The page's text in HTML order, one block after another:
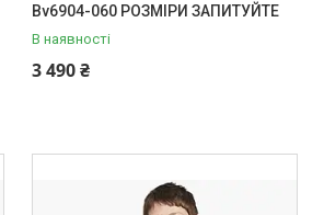
Bv6904-060 РОЗМІРИ ЗАПИТУЙТЕ
В наявності
3 490 ₴